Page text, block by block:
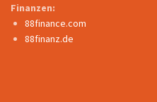
Finanzen:
88finance.com
88finanz.de